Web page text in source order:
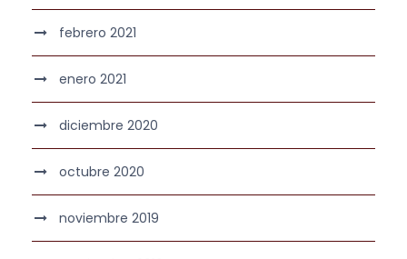
febrero 2021
enero 2021
diciembre 2020
octubre 2020
noviembre 2019